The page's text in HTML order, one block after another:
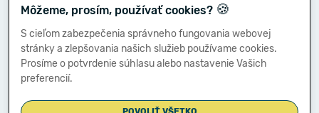
Faxové číslo:
-
E-mailová adresa:
-
Môžeme, prosím, používať cookies? 🍪
S cieľom zabezpečenia správneho fungovania webovej
stránky a zlepšovania našich služieb používame cookies.
Prosíme o potvrdenie súhlasu alebo nastavenie Vašich
preferencií.